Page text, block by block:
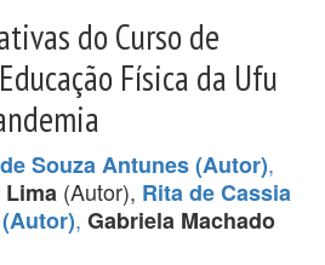
do Curso de
Física da Ufu
Souza Antunes (Autor),
Lima (Autor), Rita de Cassia
, Gabriela Machado